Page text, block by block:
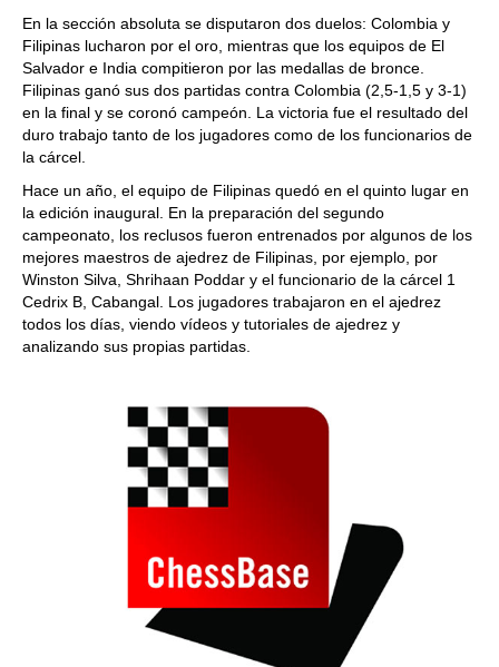
En la sección absoluta se disputaron dos duelos: Colombia y
Filipinas lucharon por el oro, mientras que los equipos de El
Salvador e India compitieron por las medallas de bronce.
Filipinas ganó sus dos partidas contra Colombia (2,5-1,5 y 3-1)
en la final y se coronó campeón. La victoria fue el resultado del
duro trabajo tanto de los jugadores como de los funcionarios de
la cárcel.
Hace un año, el equipo de Filipinas quedó en el quinto lugar en
la edición inaugural. En la preparación del segundo
campeonato, los reclusos fueron entrenados por algunos de los
mejores maestros de ajedrez de Filipinas, por ejemplo, por
Winston Silva, Shrihaan Poddar y el funcionario de la cárcel 1
Cedrix B, Cabangal. Los jugadores trabajaron en el ajedrez
todos los días, viendo vídeos y tutoriales de ajedrez y
analizando sus propias partidas.